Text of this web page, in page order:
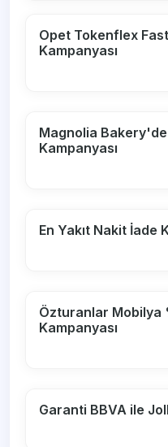
Opet Tokenflex
Kampanyası
Magnolia
Kampanyası
En Yakıt Nakit İade
Özturanlar Mobilya
Kampanyası
Garanti BBVA ile